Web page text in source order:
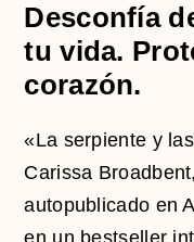
Desconfía
tu vida.
corazón.
«La serpiente y
Carissa
autopublicado en